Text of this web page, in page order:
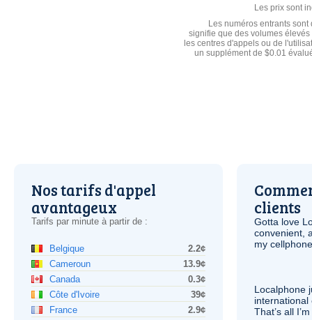
Les prix sont
Les numéros entrants
signifie que des volumes
les centres d'appels ou de
un supplément de $0.01
Nos tarifs d'appel
avantageux
Tarifs par minute à partir de :
Belgique
2.2¢
Cameroun
13.9¢
Canada
0.3¢
Côte d'Ivoire
39¢
France
2.9¢
clients
Gotta love
convenient,
my
Localphone
international
That’s all